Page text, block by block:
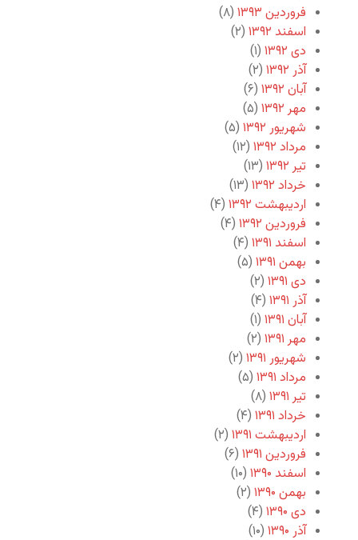
فروردین ۱۳۹۳
(۸)
اسفند ۱۳۹۲
(۲)
دی ۱۳۹۲
(۱)
آذر ۱۳۹۲
(۲)
آبان ۱۳۹۲
(۶)
مهر ۱۳۹۲
(۵)
شهریور ۱۳۹۲
(۵)
مرداد ۱۳۹۲
(۱۲)
تیر ۱۳۹۲
(۱۳)
خرداد ۱۳۹۲
(۱۳)
اردیبهشت ۱۳۹۲
(۴)
فروردین ۱۳۹۲
(۴)
اسفند ۱۳۹۱
(۴)
بهمن ۱۳۹۱
(۵)
دی ۱۳۹۱
(۲)
آذر ۱۳۹۱
(۴)
آبان ۱۳۹۱
(۱)
مهر ۱۳۹۱
(۲)
شهریور ۱۳۹۱
(۲)
مرداد ۱۳۹۱
(۵)
تیر ۱۳۹۱
(۸)
خرداد ۱۳۹۱
(۴)
اردیبهشت ۱۳۹۱
(۲)
فروردین ۱۳۹۱
(۶)
اسفند ۱۳۹۰
(۱۰)
بهمن ۱۳۹۰
(۲)
دی ۱۳۹۰
(۴)
آذر ۱۳۹۰
(۱۰)